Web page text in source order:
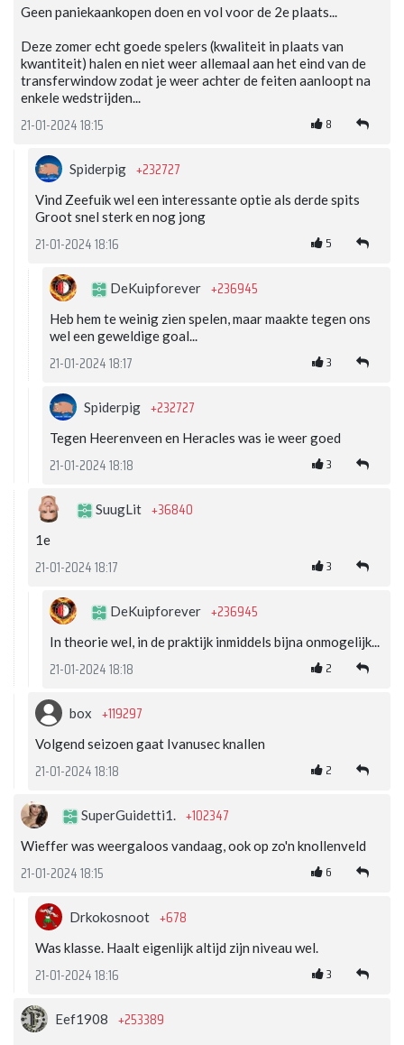
Geen paniekaankopen doen en vol voor de 2e plaats...
Deze zomer echt goede spelers (kwaliteit in plaats van
kwantiteit) halen en niet weer allemaal aan het eind van de
transferwindow zodat je weer achter de feiten aanloopt na
enkele wedstrijden...
21-01-2024 18:15 8
Spiderpig +232727
Vind Zeefuik wel een interessante optie als derde spits
Groot snel sterk en nog jong
21-01-2024 18:16 5
DeKuipforever +236945
Heb hem te weinig zien spelen, maar maakte tegen ons
wel een geweldige goal...
21-01-2024 18:17 3
Spiderpig +232727
Tegen Heerenveen en Heracles was ie weer goed
21-01-2024 18:18 3
SuugLit +36840
1e
21-01-2024 18:17 3
DeKuipforever +236945
In theorie wel, in de praktijk inmiddels bijna onmogelijk...
21-01-2024 18:18 2
box +119297
Volgend seizoen gaat Ivanusec knallen
21-01-2024 18:18 2
SuperGuidetti1. +102347
Wieffer was weergaloos vandaag, ook op zo'n knollenveld
21-01-2024 18:15 6
Drkokosnoot +678
Was klasse. Haalt eigenlijk altijd zijn niveau wel.
21-01-2024 18:16 3
Eef1908 +253389